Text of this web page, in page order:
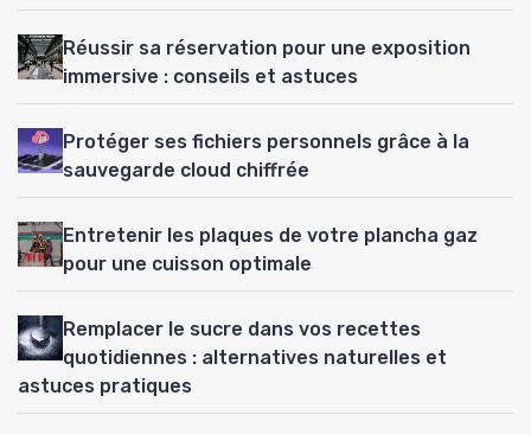
Réussir sa réservation pour une exposition
immersive : conseils et astuces
Protéger ses fichiers personnels grâce à la
sauvegarde cloud chiffrée
Entretenir les plaques de votre plancha gaz
pour une cuisson optimale
Remplacer le sucre dans vos recettes
quotidiennes : alternatives naturelles et
astuces pratiques